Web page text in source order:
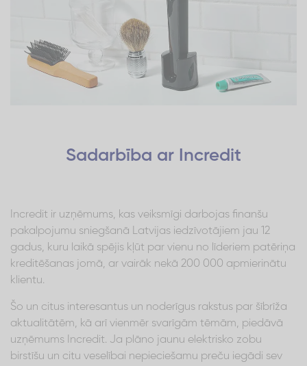
Sadarbība ar Incredit
Incredit ir uzņēmums, kas veiksmīgi darbojas finanšu
pakalpojumu sniegšanā Latvijas iedzīvotājiem jau 12
gadus, kuru laikā spējis kļūt par vienu no līderiem patēriņa
kreditēšanas jomā, ar vairāk nekā 200 000 apmierinātu
klientu.
Šo un citus interesantus un noderīgus rakstus par šībrīža
aktualitātēm, kā arī vienmēr svarīgām tēmām, piedāvā
uzņēmums Incredit. Ja plāno jaunu elektrisko zobu
birstīšu un citu veselībai nepieciešamu preču iegādi sev